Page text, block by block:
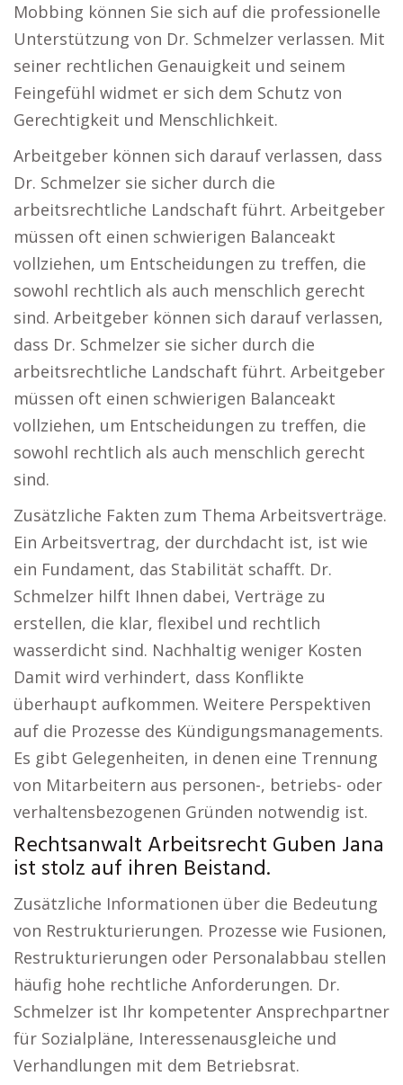
Mobbing können Sie sich auf die professionelle
Unterstützung von Dr. Schmelzer verlassen. Mit
seiner rechtlichen Genauigkeit und seinem
Feingefühl widmet er sich dem Schutz von
Gerechtigkeit und Menschlichkeit.
Arbeitgeber können sich darauf verlassen, dass
Dr. Schmelzer sie sicher durch die
arbeitsrechtliche Landschaft führt. Arbeitgeber
müssen oft einen schwierigen Balanceakt
vollziehen, um Entscheidungen zu treffen, die
sowohl rechtlich als auch menschlich gerecht
sind. Arbeitgeber können sich darauf verlassen,
dass Dr. Schmelzer sie sicher durch die
arbeitsrechtliche Landschaft führt. Arbeitgeber
müssen oft einen schwierigen Balanceakt
vollziehen, um Entscheidungen zu treffen, die
sowohl rechtlich als auch menschlich gerecht
sind.
Zusätzliche Fakten zum Thema Arbeitsverträge.
Ein Arbeitsvertrag, der durchdacht ist, ist wie
ein Fundament, das Stabilität schafft. Dr.
Schmelzer hilft Ihnen dabei, Verträge zu
erstellen, die klar, flexibel und rechtlich
wasserdicht sind. Nachhaltig weniger Kosten
Damit wird verhindert, dass Konflikte
überhaupt aufkommen. Weitere Perspektiven
auf die Prozesse des Kündigungsmanagements.
Es gibt Gelegenheiten, in denen eine Trennung
von Mitarbeitern aus personen-, betriebs- oder
verhaltensbezogenen Gründen notwendig ist.
Rechtsanwalt Arbeitsrecht Guben Jana
ist stolz auf ihren Beistand.
Zusätzliche Informationen über die Bedeutung
von Restrukturierungen. Prozesse wie Fusionen,
Restrukturierungen oder Personalabbau stellen
häufig hohe rechtliche Anforderungen. Dr.
Schmelzer ist Ihr kompetenter Ansprechpartner
für Sozialpläne, Interessenausgleiche und
Verhandlungen mit dem Betriebsrat.